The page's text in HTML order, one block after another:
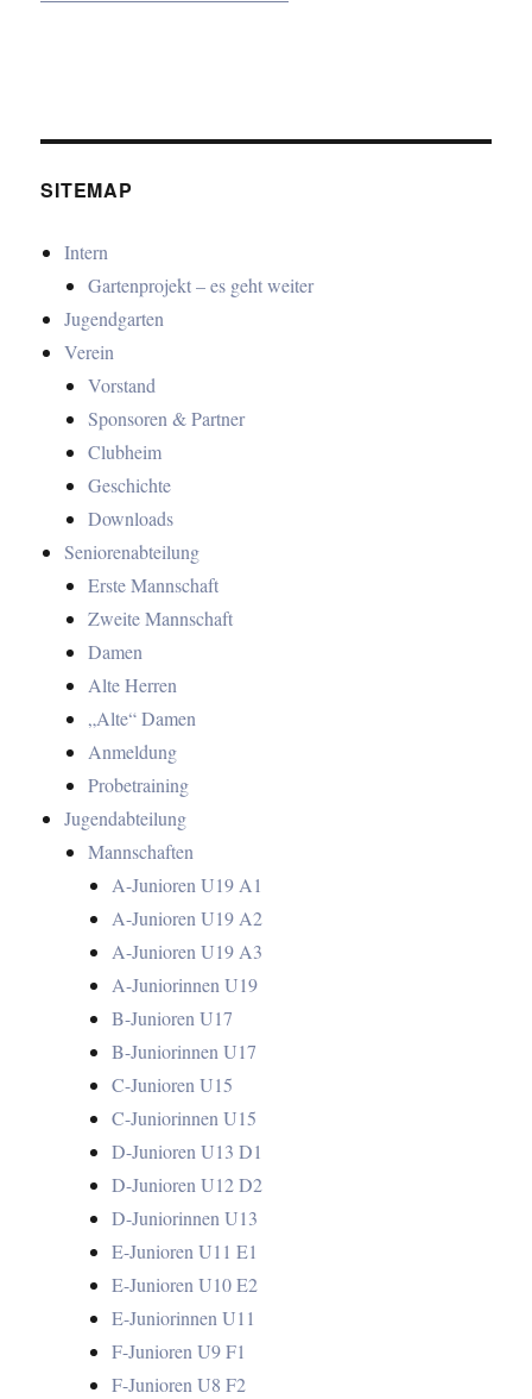
SITEMAP
Intern
Gartenprojekt – es geht weiter
Jugendgarten
Verein
Vorstand
Sponsoren & Partner
Clubheim
Geschichte
Downloads
Seniorenabteilung
Erste Mannschaft
Zweite Mannschaft
Damen
Alte Herren
„Alte“ Damen
Anmeldung
Probetraining
Jugendabteilung
Mannschaften
A-Junioren U19 A1
A-Junioren U19 A2
A-Junioren U19 A3
A-Juniorinnen U19
B-Junioren U17
B-Juniorinnen U17
C-Junioren U15
C-Juniorinnen U15
D-Junioren U13 D1
D-Junioren U12 D2
D-Juniorinnen U13
E-Junioren U11 E1
E-Junioren U10 E2
E-Juniorinnen U11
F-Junioren U9 F1
F-Junioren U8 F2